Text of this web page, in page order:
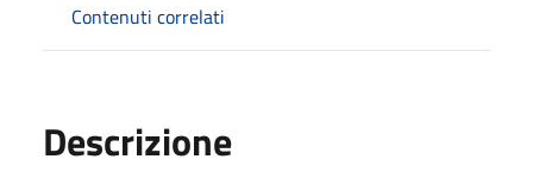
Contenuti correlati
Descrizione